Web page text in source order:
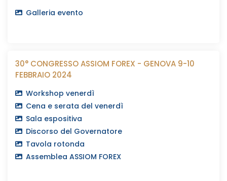
Galleria evento
30° CONGRESSO ASSIOM FOREX - GENOVA 9-10
FEBBRAIO 2024
Workshop venerdì
Cena e serata del venerdì
Sala espositiva
Discorso del Governatore
Tavola rotonda
Assemblea ASSIOM FOREX